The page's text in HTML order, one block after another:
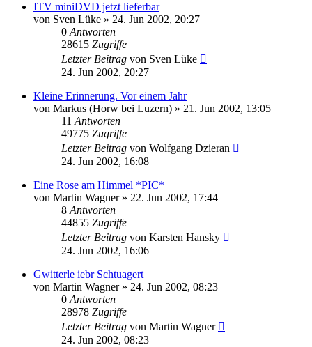
ITV miniDVD jetzt lieferbar
von Sven Lüke » 24. Jun 2002, 20:27
0 Antworten
28615 Zugriffe
Letzter Beitrag von Sven Lüke
24. Jun 2002, 20:27
Kleine Erinnerung. Vor einem Jahr
von Markus (Horw bei Luzern) » 21. Jun 2002, 13:05
11 Antworten
49775 Zugriffe
Letzter Beitrag von Wolfgang Dzieran
24. Jun 2002, 16:08
Eine Rose am Himmel *PIC*
von Martin Wagner» 22. Jun 2002, 17:44
8 Antworten
44855 Zugriffe
Letzter Beitrag von Karsten Hansky
24. Jun 2002, 16:06
Gwitterle iebr Schtuagert
von Martin Wagner» 24. Jun 2002, 08:23
0 Antworten
28978 Zugriffe
Letzter Beitrag von Martin Wagner
24. Jun 2002, 08:23